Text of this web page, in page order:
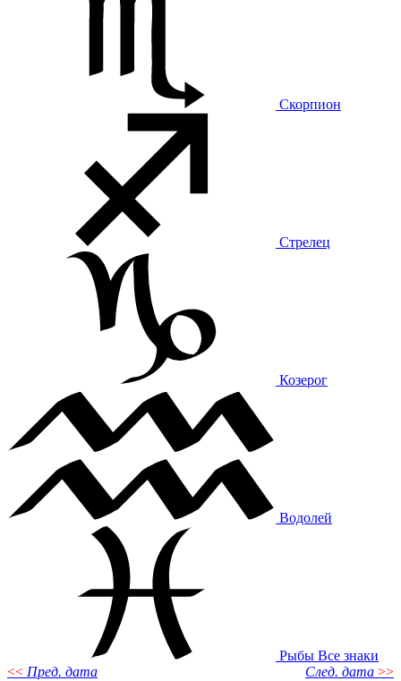
Скорпион
Стрелец
Козерог
Водолей
Рыбы Все знаки
<< Пред. дата След. дата >>